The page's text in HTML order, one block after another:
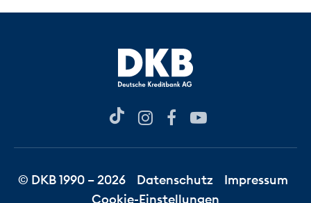
© DKB 1990 – 2026 Datenschutz
Impressum
Cookie-Einstellungen